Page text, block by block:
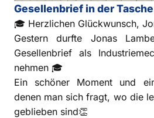
Gesellenbrief in der Tasche
🎓 Herzlichen Glückwunsch,
Gestern durfte Jonas
Gesellenbrief als
nehmen 🎓
Ein schöner Moment und
denen man sich fragt, wo die
geblieben sind👏